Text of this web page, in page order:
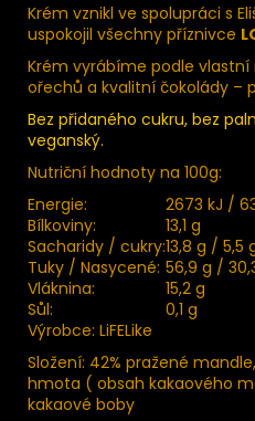
Krém vznikl ve spolupráci s
uspokojil všechny příznivce
Krém vyrábíme podle
ořechů a kvalitní čokolády –
Bez přidaného cukru, bez
veganský.
Nutriční hodnoty na 100g:
Energie:
2673 kJ /
Bílkoviny:
13,1 g
Sacharidy / cukry:13,8 g / 5,5
Tuky / Nasycené: 56,9 g /
Vláknina:
15,2 g
Sůl:
0,1 g
Výrobce: LiFELike
Složení: 42% pražené
hmota ( obsah kakaového
kakaové boby